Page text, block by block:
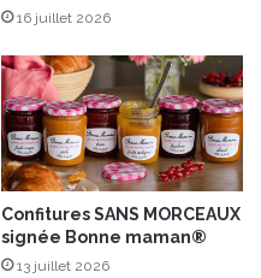
16 juillet 2026
Confitures SANS MORCEAUX
signée Bonne maman®
13 juillet 2026